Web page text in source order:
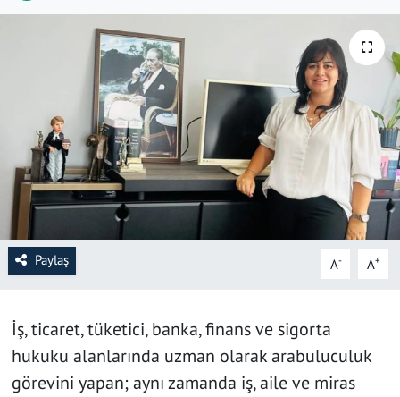
Paylaş A- A+
İş, ticaret, tüketici, banka, finans ve sigorta
hukuku alanlarında uzman olarak arabuluculuk
görevini yapan; aynı zamanda iş, aile ve miras
KÜLTÜR SANAT
EĞİTİM